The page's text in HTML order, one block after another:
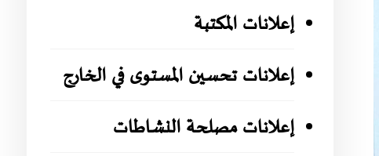
إعلانات المكتبة
إعلانات تحسين المستوى في الخارج
إعلانات مصلحة النشاطات